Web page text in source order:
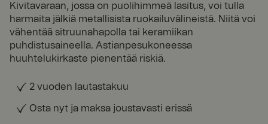
Kivitavaraan, jossa on puolihimmeä lasitus, voi tulla
harmaita jälkiä metallisista ruokailuvälineistä. Niitä voi
vähentää sitruunahapolla tai keramiikan
puhdistusaineella. Astianpesukoneessa
huuhtelukirkaste pienentää riskiä.
2 vuoden lautastakuu
Osta nyt ja maksa joustavasti erissä